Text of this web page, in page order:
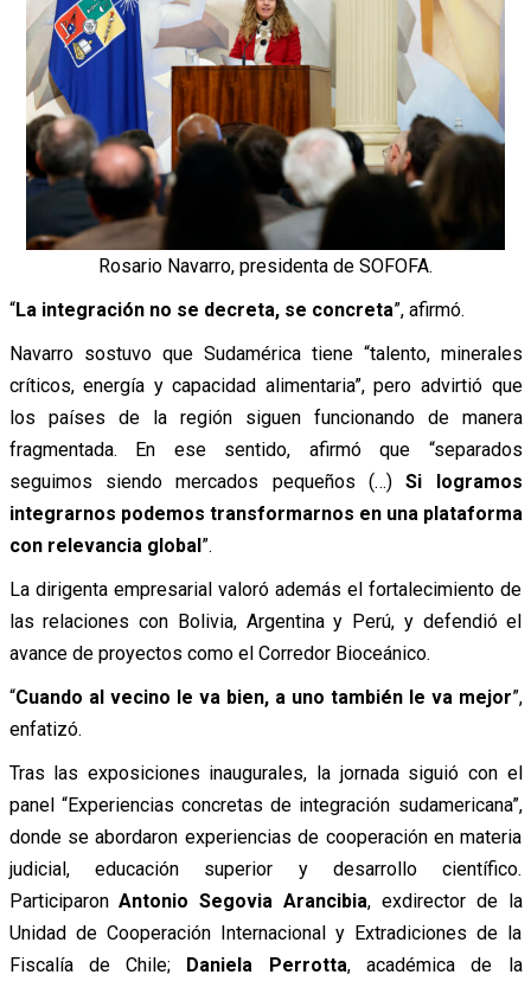
Rosario Navarro, presidenta de SOFOFA.
“La integración no se decreta, se concreta”, afirmó.
Navarro sostuvo que Sudamérica tiene “talento, minerales
críticos, energía y capacidad alimentaria”, pero advirtió que
los países de la región siguen funcionando de manera
fragmentada. En ese sentido, afirmó que “separados
seguimos siendo mercados pequeños (…)Si logramos
integrarnos podemos transformarnos en una plataforma
con relevancia global”.
La dirigenta empresarial valoró además el fortalecimiento de
las relaciones con Bolivia, Argentina y Perú, y defendió el
avance de proyectos como el Corredor Bioceánico.
“Cuando al vecino le va bien, a uno también le va mejor”,
enfatizó.
Tras las exposiciones inaugurales, la jornada siguió con el
panel “Experiencias concretas de integración sudamericana”,
donde se abordaron experiencias de cooperación en materia
judicial, educación superior y desarrollo científico.
ParticiparonAntonio Segovia Arancibia, exdirector de la
Unidad de Cooperación Internacional y Extradiciones de la
Fiscalía de Chile; Daniela Perrotta, académica de la